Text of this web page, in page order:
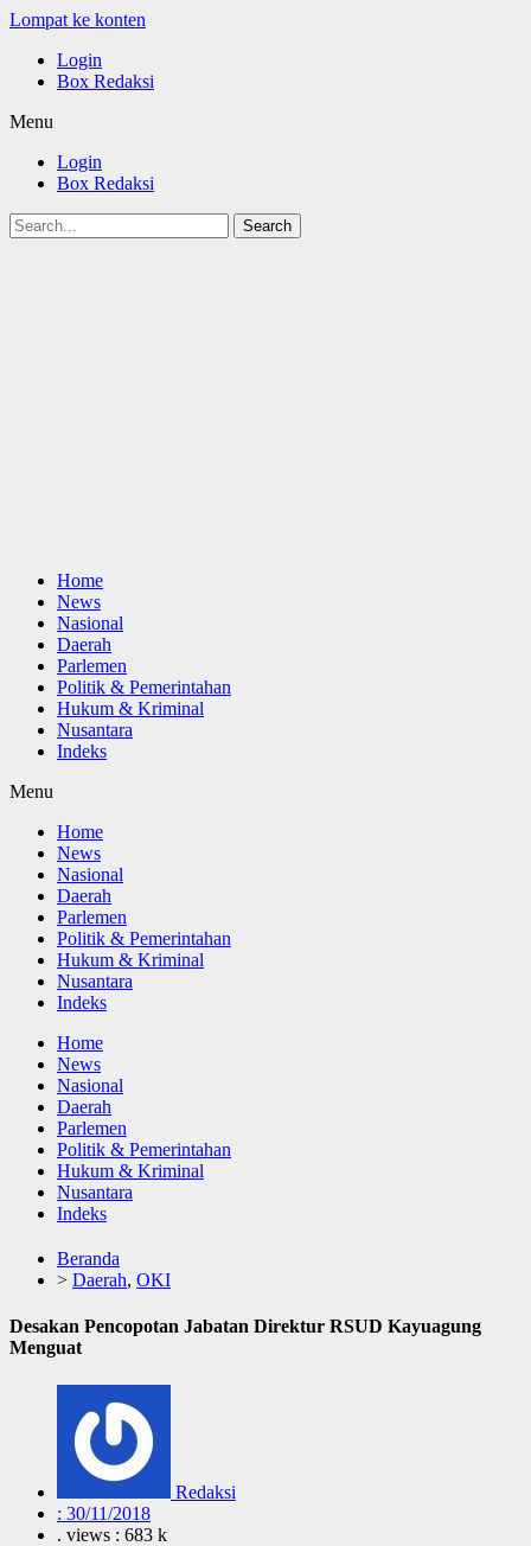
Lompat ke konten
Login
Box Redaksi
Menu
Login
Box Redaksi
Search
Home
News
Nasional
Daerah
Parlemen
Politik & Pemerintahan
Hukum & Kriminal
Nusantara
Indeks
Menu
Home
News
Nasional
Daerah
Parlemen
Politik & Pemerintahan
Hukum & Kriminal
Nusantara
Indeks
Home
News
Nasional
Daerah
Parlemen
Politik & Pemerintahan
Hukum & Kriminal
Nusantara
Indeks
Beranda
> Daerah, OKI
Desakan Pencopotan Jabatan Direktur RSUD Kayuagung
Menguat
Redaksi
: 30/11/2018
. views : 683 k